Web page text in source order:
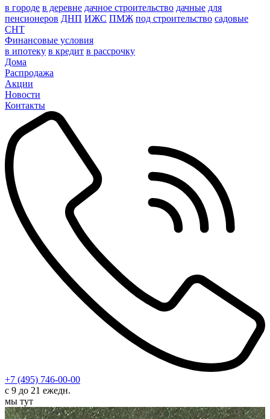
в городе в деревне дачное строительство дачные для
пенсионеров ДНП ИЖС ПМЖ под строительство садовые
СНТ
Финансовые условия
в ипотеку в кредит в рассрочку
Дома
Распродажа
Акции
Новости
Контакты
+7 (495) 746-00-00
с 9 до 21 ежедн.
мы тут